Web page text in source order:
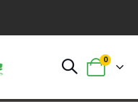
Panier
0